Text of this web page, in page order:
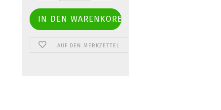
AUF DEN MERKZETTEL